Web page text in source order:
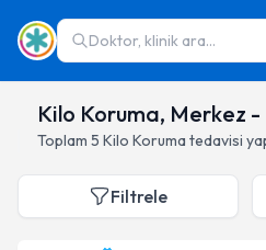
Doktor, klinik ara...
Kilo Koruma, Merkez
Toplam 5 Kilo Koruma tedavisi
Filtrele